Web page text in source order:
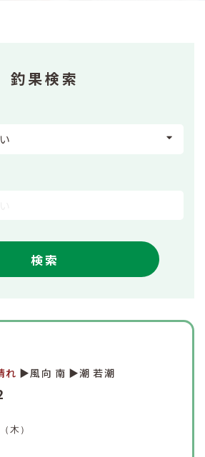
釣果検索
検索
れ ▶︎風向 南 ▶︎潮 若潮